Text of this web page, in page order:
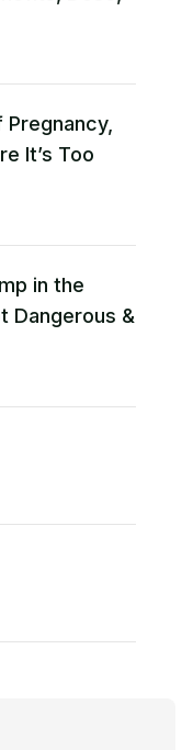
Pregnancy,
It’s Too
in the
Dangerous &